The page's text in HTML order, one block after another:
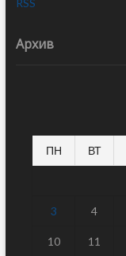
RSS
Архив
ПН ВТ
3 4
10 11